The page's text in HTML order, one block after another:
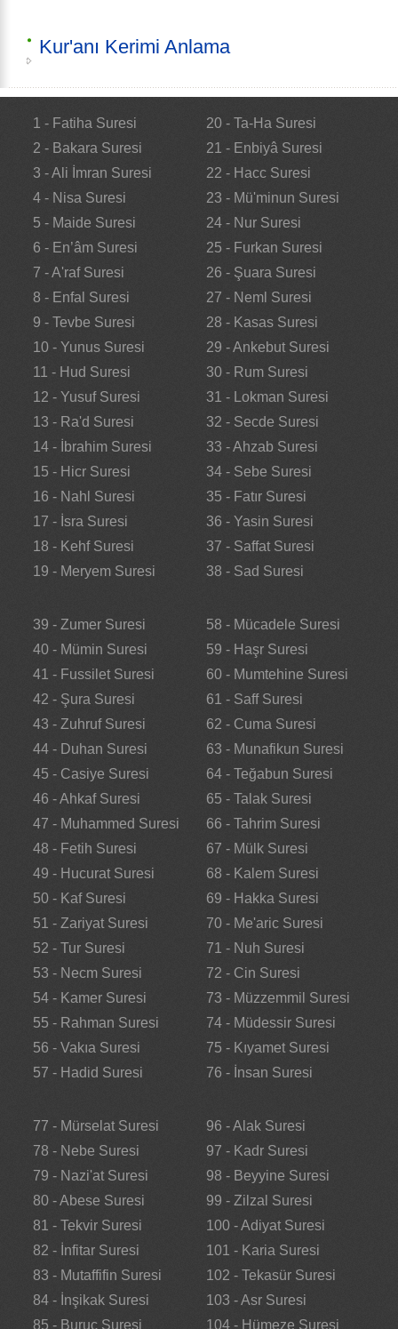
Kur'anı Kerimi Anlama
1 - Fatiha Suresi
2 - Bakara Suresi
3 - Ali İmran Suresi
4 - Nisa Suresi
5 - Maide Suresi
6 - En’âm Suresi
7 - A'raf Suresi
8 - Enfal Suresi
9 - Tevbe Suresi
10 - Yunus Suresi
11 - Hud Suresi
12 - Yusuf Suresi
13 - Ra'd Suresi
14 - İbrahim Suresi
15 - Hicr Suresi
16 - Nahl Suresi
17 - İsra Suresi
18 - Kehf Suresi
19 - Meryem Suresi
20 - Ta-Ha Suresi
21 - Enbiyâ Suresi
22 - Hacc Suresi
23 - Mü'minun Suresi
24 - Nur Suresi
25 - Furkan Suresi
26 - Şuara Suresi
27 - Neml Suresi
28 - Kasas Suresi
29 - Ankebut Suresi
30 - Rum Suresi
31 - Lokman Suresi
32 - Secde Suresi
33 - Ahzab Suresi
34 - Sebe Suresi
35 - Fatır Suresi
36 - Yasin Suresi
37 - Saffat Suresi
38 - Sad Suresi
39 - Zumer Suresi
40 - Mümin Suresi
41 - Fussilet Suresi
42 - Şura Suresi
43 - Zuhruf Suresi
44 - Duhan Suresi
45 - Casiye Suresi
46 - Ahkaf Suresi
47 - Muhammed Suresi
48 - Fetih Suresi
49 - Hucurat Suresi
50 - Kaf Suresi
51 - Zariyat Suresi
52 - Tur Suresi
53 - Necm Suresi
54 - Kamer Suresi
55 - Rahman Suresi
56 - Vakıa Suresi
57 - Hadid Suresi
58 - Mücadele Suresi
59 - Haşr Suresi
60 - Mumtehine Suresi
61 - Saff Suresi
62 - Cuma Suresi
63 - Munafikun Suresi
64 - Teğabun Suresi
65 - Talak Suresi
66 - Tahrim Suresi
67 - Mülk Suresi
68 - Kalem Suresi
69 - Hakka Suresi
70 - Me'aric Suresi
71 - Nuh Suresi
72 - Cin Suresi
73 - Müzzemmil Suresi
74 - Müdessir Suresi
75 - Kıyamet Suresi
76 - İnsan Suresi
77 - Mürselat Suresi
78 - Nebe Suresi
79 - Nazi'at Suresi
80 - Abese Suresi
81 - Tekvir Suresi
82 - İnfitar Suresi
83 - Mutaffifin Suresi
84 - İnşikak Suresi
85 - Buruc Suresi
96 - Alak Suresi
97 - Kadr Suresi
98 - Beyyine Suresi
99 - Zilzal Suresi
100 - Adiyat Suresi
101 - Karia Suresi
102 - Tekasür Suresi
103 - Asr Suresi
104 - Hümeze Suresi